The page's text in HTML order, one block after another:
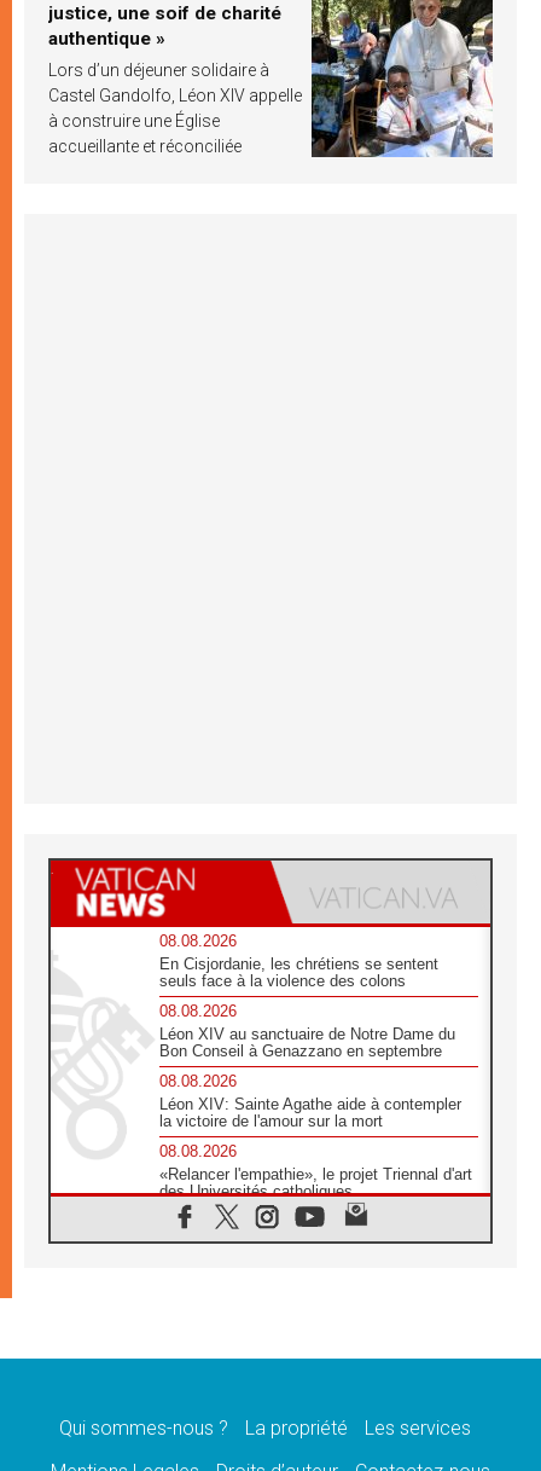
justice, une soif de charité
authentique »
Lors d’un déjeuner solidaire à
Castel Gandolfo, Léon XIV appelle
à construire une Église
accueillante et réconciliée
08.08.2026
En Cisjordanie, les chrétiens se sentent
seuls face à la violence des colons
08.08.2026
Léon XIV au sanctuaire de Notre Dame du
Bon Conseil à Genazzano en septembre
08.08.2026
Léon XIV: Sainte Agathe aide à contempler
la victoire de l'amour sur la mort
08.08.2026
«Relancer l'empathie», le projet Triennal d'art
des Universités catholiques
08.08.2026
Signis 2026, donner la parole aux religieuses
07.08.2026
07.08.2026
Qui sommes-nous ? La propriété
Les services